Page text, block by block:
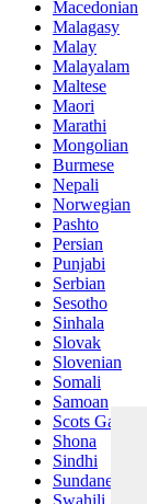
Macedonian
Malagasy
Malay
Malayalam
Maltese
Maori
Marathi
Mongolian
Burmese
Nepali
Norwegian
Pashto
Persian
Punjabi
Serbian
Sesotho
Sinhala
Slovak
Slovenian
Somali
Samoan
Scots Gaelic
Shona
Sindhi
Sundanese
Swahili